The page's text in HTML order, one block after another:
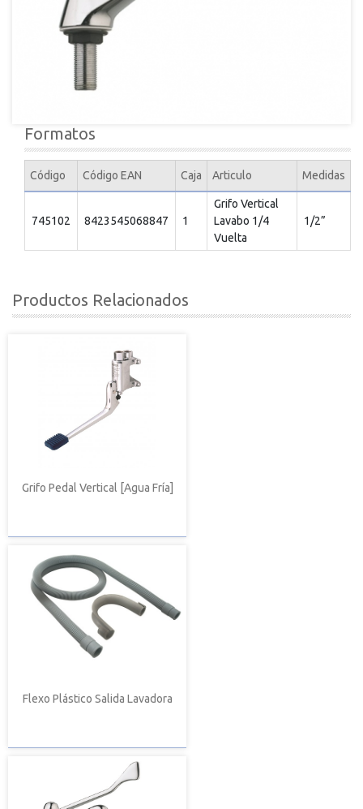
Formatos
Código Código EAN Caja Articulo Medidas
745102 8423545068847 1
Grifo Vertical
Lavabo 1/4
Vuelta
1/2”
Productos Relacionados
Grifo Pedal Vertical [Agua Fría]
Flexo Plástico Salida Lavadora